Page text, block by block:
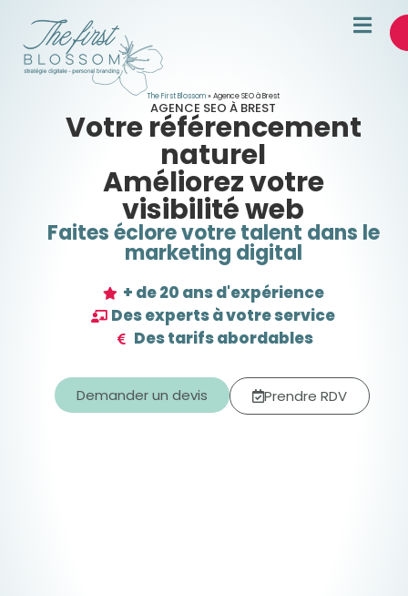
The First Blossom»Agence SEO à Brest
AGENCE SEO À BREST
Votre référencement
naturel
Améliorez votre
visibilité web
Faites éclore votre talent dans le
marketing digital
+ de 20 ans d'expérience
Des experts à votre service
Des tarifs abordables
Demander un devis Prendre RDV